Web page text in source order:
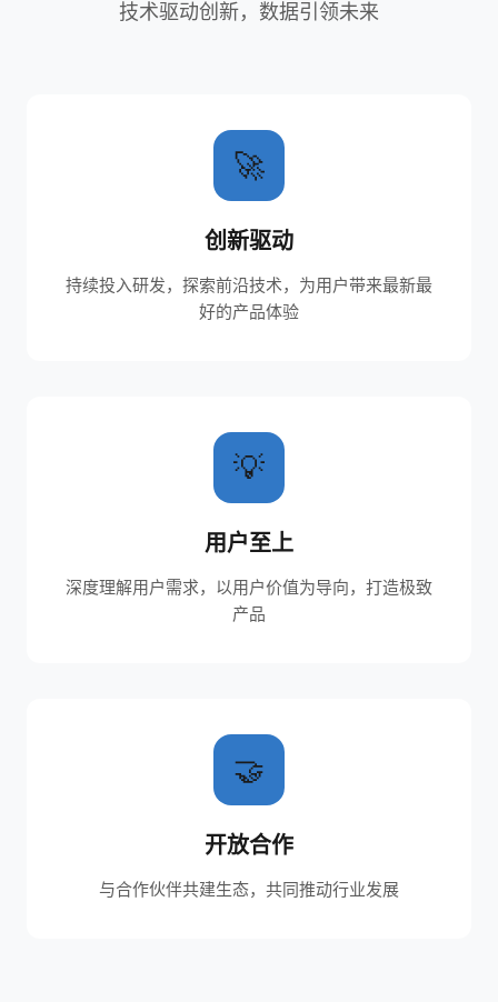
技术驱动创新，数据引领未来
🚀
创新驱动
持续投入研发，探索前沿技术，为用户带来最新最
好的产品体验
💡
用户至上
深度理解用户需求，以用户价值为导向，打造极致
产品
🤝
开放合作
与合作伙伴共建生态，共同推动行业发展